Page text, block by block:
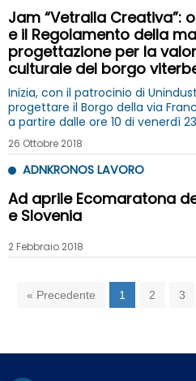
Jam “Vetralla Creativa”:
e il Regolamento della
progettazione per la
culturale del borgo
Inizia, con il patrocinio di
progettare il Borgo della via
a partire dalle ore 10 di venerdì
26 Ottobre 2018
ADNKRONOS LAVORO
Ad aprile Ecomaratona
e Slovenia
2 Febbraio 2018
« Precedente 1 2 3